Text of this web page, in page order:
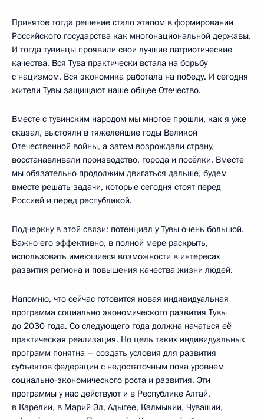
Принятое тогда решение стало этапом в формировании
Российского государства как многонациональной державы.
И тогда тувинцы проявили свои лучшие патриотические
качества. Вся Тува практически встала на борьбу
с нацизмом. Вся экономика работала на победу. И сегодня
жители Тувы защищают наше общее Отечество.
Вместе с тувинским народом мы многое прошли, как я уже
сказал, выстояли в тяжелейшие годы Великой
Отечественной войны, а затем возрождали страну,
восстанавливали производство, города и посёлки. Вместе
мы обязательно продолжим двигаться дальше, будем
вместе решать задачи, которые сегодня стоят перед
Россией и перед республикой.
Подчеркну в этой связи: потенциал у Тувы очень большой.
Важно его эффективно, в полной мере раскрыть,
использовать имеющиеся возможности в интересах
развития региона и повышения качества жизни людей.
Напомню, что сейчас готовится новая индивидуальная
программа социально экономического развития Тувы
до 2030 года. Со следующего года должна начаться её
практическая реализация. Но цель таких индивидуальных
программ понятна – создать условия для развития
субъектов федерации с недостаточным пока уровнем
социально-экономического роста и развития. Эти
программы у нас действуют и в Республике Алтай,
в Карелии, в Марий Эл, Адыгее, Калмыкии, Чувашии,